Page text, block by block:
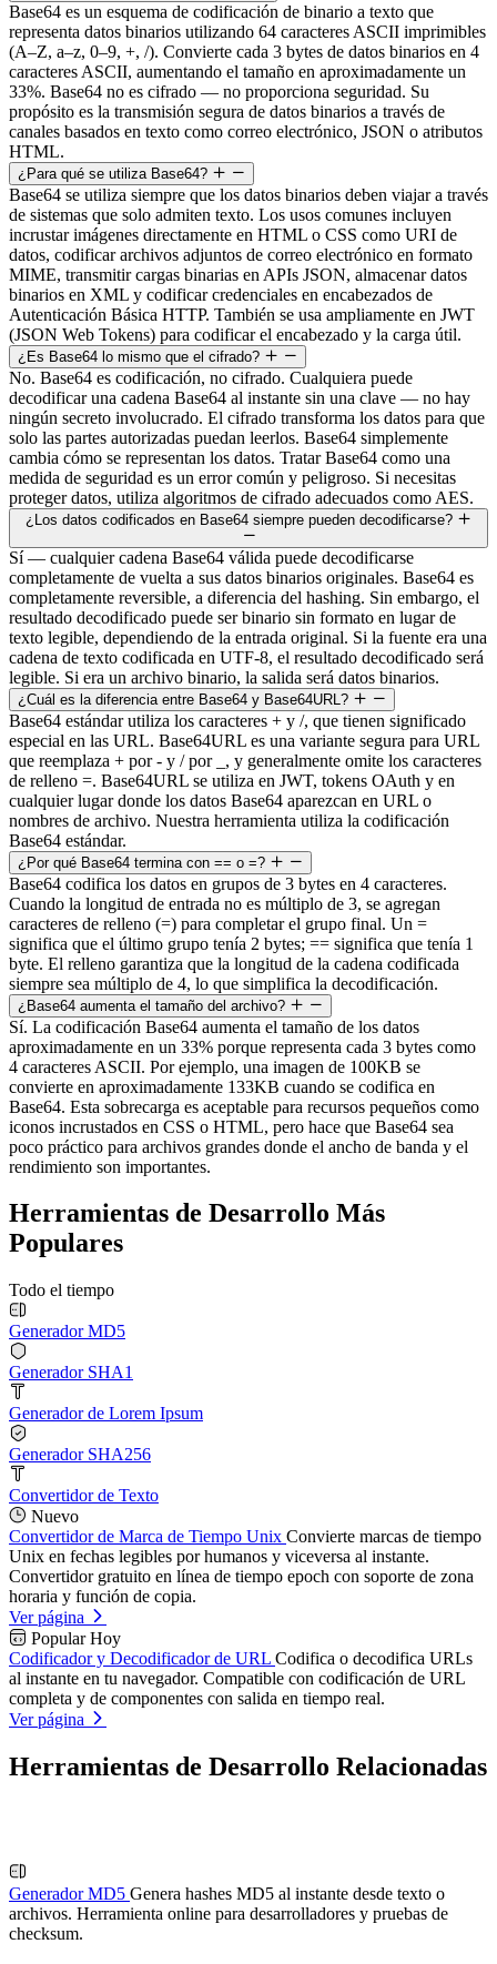
Base64 es un esquema de codificación de binario a texto que
representa datos binarios utilizando 64 caracteres ASCII imprimibles
(A–Z, a–z, 0–9, +, /). Convierte cada 3 bytes de datos binarios en 4
caracteres ASCII, aumentando el tamaño en aproximadamente un
33%. Base64 no es cifrado — no proporciona seguridad. Su
propósito es la transmisión segura de datos binarios a través de
canales basados en texto como correo electrónico, JSON o atributos
HTML.
¿Para qué se utiliza Base64?
Base64 se utiliza siempre que los datos binarios deben viajar a través
de sistemas que solo admiten texto. Los usos comunes incluyen
incrustar imágenes directamente en HTML o CSS como URI de
datos, codificar archivos adjuntos de correo electrónico en formato
MIME, transmitir cargas binarias en APIs JSON, almacenar datos
binarios en XML y codificar credenciales en encabezados de
Autenticación Básica HTTP. También se usa ampliamente en JWT
(JSON Web Tokens) para codificar el encabezado y la carga útil.
¿Es Base64 lo mismo que el cifrado?
No. Base64 es codificación, no cifrado. Cualquiera puede
decodificar una cadena Base64 al instante sin una clave — no hay
ningún secreto involucrado. El cifrado transforma los datos para que
solo las partes autorizadas puedan leerlos. Base64 simplemente
cambia cómo se representan los datos. Tratar Base64 como una
medida de seguridad es un error común y peligroso. Si necesitas
proteger datos, utiliza algoritmos de cifrado adecuados como AES.
¿Los datos codificados en Base64 siempre pueden decodificarse?
Sí — cualquier cadena Base64 válida puede decodificarse
completamente de vuelta a sus datos binarios originales. Base64 es
completamente reversible, a diferencia del hashing. Sin embargo, el
resultado decodificado puede ser binario sin formato en lugar de
texto legible, dependiendo de la entrada original. Si la fuente era una
cadena de texto codificada en UTF-8, el resultado decodificado será
legible. Si era un archivo binario, la salida será datos binarios.
¿Cuál es la diferencia entre Base64 y Base64URL?
Base64 estándar utiliza los caracteres + y /, que tienen significado
especial en las URL. Base64URL es una variante segura para URL
que reemplaza + por - y / por _, y generalmente omite los caracteres
de relleno =. Base64URL se utiliza en JWT, tokens OAuth y en
cualquier lugar donde los datos Base64 aparezcan en URL o
nombres de archivo. Nuestra herramienta utiliza la codificación
Base64 estándar.
¿Por qué Base64 termina con == o =?
Base64 codifica los datos en grupos de 3 bytes en 4 caracteres.
Cuando la longitud de entrada no es múltiplo de 3, se agregan
caracteres de relleno (=) para completar el grupo final. Un =
significa que el último grupo tenía 2 bytes; == significa que tenía 1
byte. El relleno garantiza que la longitud de la cadena codificada
siempre sea múltiplo de 4, lo que simplifica la decodificación.
¿Base64 aumenta el tamaño del archivo?
Sí. La codificación Base64 aumenta el tamaño de los datos
aproximadamente en un 33% porque representa cada 3 bytes como
4 caracteres ASCII. Por ejemplo, una imagen de 100KB se
convierte en aproximadamente 133KB cuando se codifica en
Base64. Esta sobrecarga es aceptable para recursos pequeños como
iconos incrustados en CSS o HTML, pero hace que Base64 sea
poco práctico para archivos grandes donde el ancho de banda y el
rendimiento son importantes.
Herramientas de Desarrollo Más
Populares
Todo el tiempo
Generador MD5
Generador SHA1
Generador de Lorem Ipsum
Generador SHA256
Convertidor de Texto
Nuevo
Convertidor de Marca de Tiempo Unix Convierte marcas de tiempo
Unix en fechas legibles por humanos y viceversa al instante.
Convertidor gratuito en línea de tiempo epoch con soporte de zona
horaria y función de copia.
Ver página
Popular Hoy
Codificador y Decodificador de URL Codifica o decodifica URLs
al instante en tu navegador. Compatible con codificación de URL
completa y de componentes con salida en tiempo real.
Ver página
Herramientas de Desarrollo Relacionadas
Generador MD5 Genera hashes MD5 al instante desde texto o
archivos. Herramienta online para desarrolladores y pruebas de
checksum.